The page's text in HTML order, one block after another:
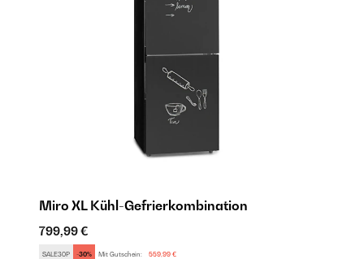
Miro XL Kühl-Gefrierkombination
799,99 €
SALE30P -30% Mit Gutschein: 559,99 €